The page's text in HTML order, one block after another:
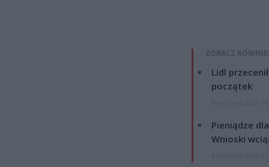
ZOBACZ
Lidl
początek
Pieniądze
Wnioski